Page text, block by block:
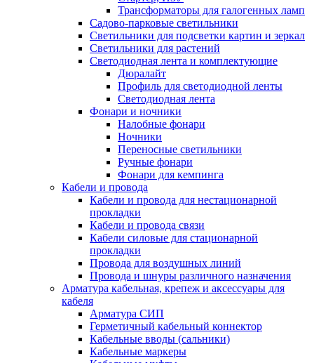
Трансформаторы для галогенных ламп
Садово-парковые светильники
Светильники для подсветки картин и зеркал
Светильники для растений
Светодиодная лента и комплектующие
Дюралайт
Профиль для светодиодной ленты
Светодиодная лента
Фонари и ночники
Налобные фонари
Ночники
Переносные светильники
Ручные фонари
Фонари для кемпинга
Кабели и провода
Кабели и провода для нестационарной
прокладки
Кабели и провода связи
Кабели силовые для стационарной
прокладки
Провода для воздушных линий
Провода и шнуры различного назначения
Арматура кабельная, крепеж и аксессуары для
кабеля
Арматура СИП
Герметичный кабельный коннектор
Кабельные вводы (сальники)
Кабельные маркеры